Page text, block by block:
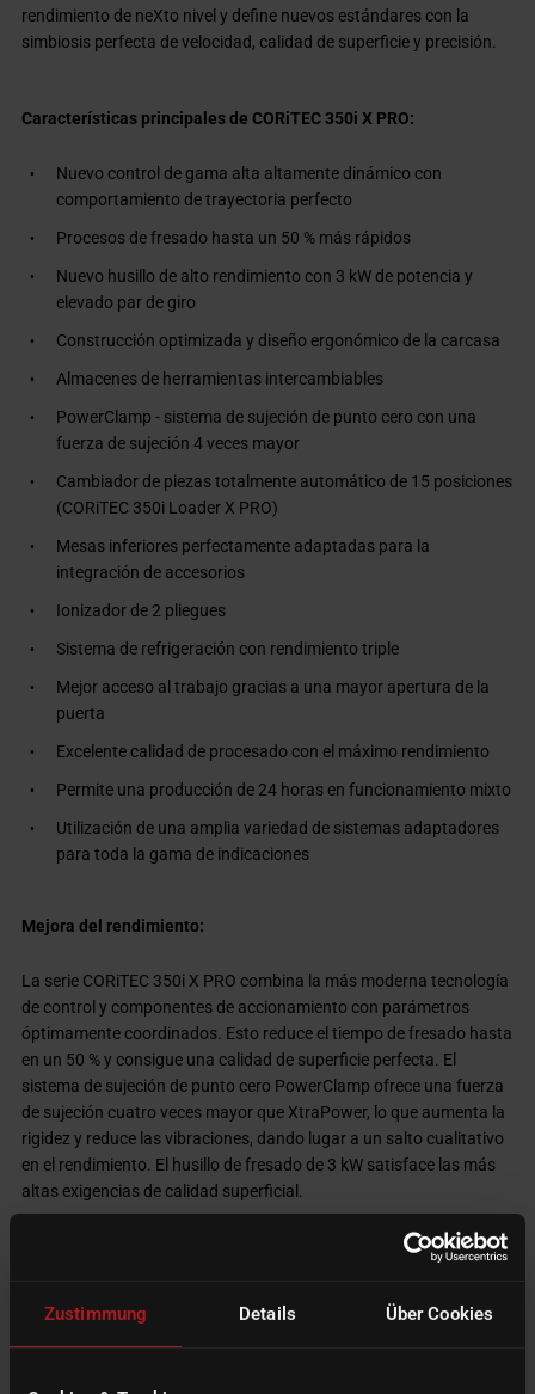
Zustimmung Details Über Cookies
rendimiento de neXto nivel y define nuevos estándares con la
simbiosis perfecta de velocidad, calidad de superficie y precisión.
Características principales de CORiTEC 350i X PRO:
Nuevo control de gama alta altamente dinámico con
comportamiento de trayectoria perfecto
Procesos de fresado hasta un 50 % más rápidos
Nuevo husillo de alto rendimiento con 3 kW de potencia y
elevado par de giro
Construcción optimizada y diseño ergonómico de la carcasa
Almacenes de herramientas intercambiables
PowerClamp - sistema de sujeción de punto cero con una
fuerza de sujeción 4 veces mayor
Cambiador de piezas totalmente automático de 15 posiciones
(CORiTEC 350i Loader X PRO)
Mesas inferiores perfectamente adaptadas para la
integración de accesorios
Ionizador de 2 pliegues
Sistema de refrigeración con rendimiento triple
Mejor acceso al trabajo gracias a una mayor apertura de la
puerta
Excelente calidad de procesado con el máximo rendimiento
Permite una producción de 24 horas en funcionamiento mixto
Utilización de una amplia variedad de sistemas adaptadores
para toda la gama de indicaciones
Mejora del rendimiento:
La serie CORiTEC 350i X PRO combina la más moderna tecnología
de control y componentes de accionamiento con parámetros
óptimamente coordinados. Esto reduce el tiempo de fresado hasta
en un 50 % y consigue una calidad de superficie perfecta. El
sistema de sujeción de punto cero PowerClamp ofrece una fuerza
de sujeción cuatro veces mayor que XtraPower, lo que aumenta la
rigidez y reduce las vibraciones, dando lugar a un salto cualitativo
en el rendimiento. El husillo de fresado de 3 kW satisface las más
altas exigencias de calidad superficial.
Diseño y manejo innovadores de la serie CORiTEC 350i X PRO:
Manejo optimizado gracias a un diseño fresco y moderno